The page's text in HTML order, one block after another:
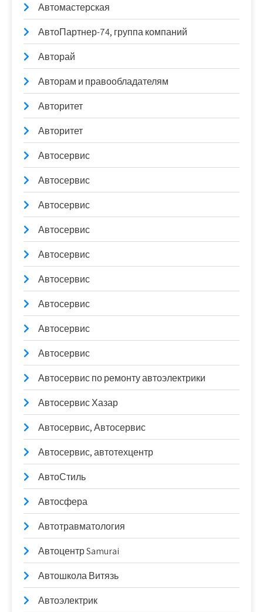
Автомастерская
АвтоПартнер-74, группа компаний
Авторай
Авторам и правообладателям
Авторитет
Авторитет
Автосервис
Автосервис
Автосервис
Автосервис
Автосервис
Автосервис
Автосервис
Автосервис
Автосервис
Автосервис по ремонту автоэлектрики
Автосервис Хазар
Автосервис, Автосервис
Автосервис, автотехцентр
АвтоСтиль
Автосфера
Автотравматология
Автоцентр Samurai
Автошкола Витязь
Автоэлектрик